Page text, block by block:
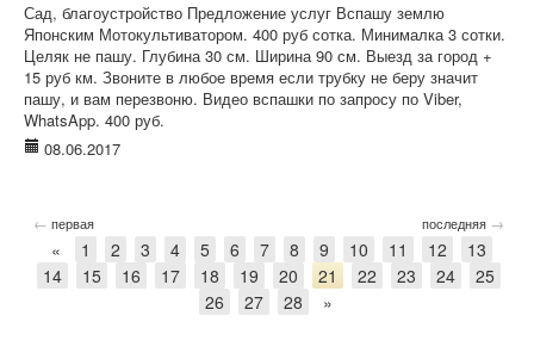
Сад, благоустройство Предложение услуг Вспашу землю
Японским Мотокультиватором. 400 руб сотка. Минималка 3 сотки.
Целяк не пашу. Глубина 30 см. Ширина 90 см. Выезд за город +
15 руб км. Звоните в любое время если трубку не беру значит
пашу, и вам перезвоню. Видео вспашки по запросу по Viber,
WhatsApp. 400 руб.
08.06.2017
← первая последняя →
« 1 2 3 4 5 6 7 8 9 10 11 12
13
14
15 16 17 18 19 20 21 22 23 24
25
26
27 28 »